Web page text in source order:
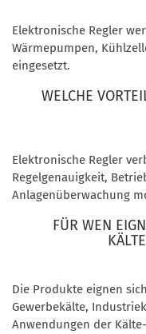
Elektronische Regler
Wärmepumpen,
eingesetzt.
WELCHE
Elektronische Regler
Regelgenauigkeit,
Anlagenüberwachung
FÜR WEN
Die Produkte eignen
Gewerbekälte,
Anwendungen der